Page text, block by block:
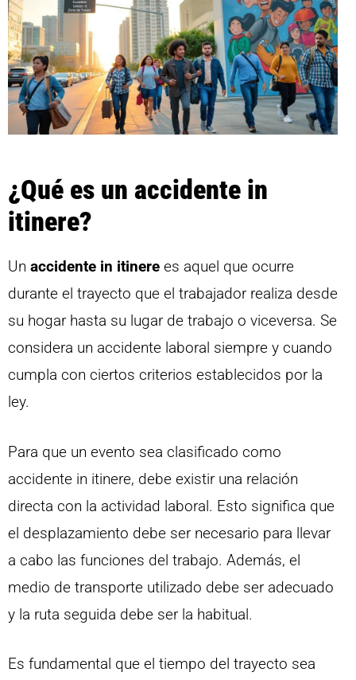
¿Qué es un accidente in
itinere?
Un accidente in itinere es aquel que ocurre
durante el trayecto que el trabajador realiza desde
su hogar hasta su lugar de trabajo o viceversa. Se
considera un accidente laboral siempre y cuando
cumpla con ciertos criterios establecidos por la
ley.
Para que un evento sea clasificado como
accidente in itinere, debe existir una relación
directa con la actividad laboral. Esto significa que
el desplazamiento debe ser necesario para llevar
a cabo las funciones del trabajo. Además, el
medio de transporte utilizado debe ser adecuado
y la ruta seguida debe ser la habitual.
Es fundamental que el tiempo del trayecto sea